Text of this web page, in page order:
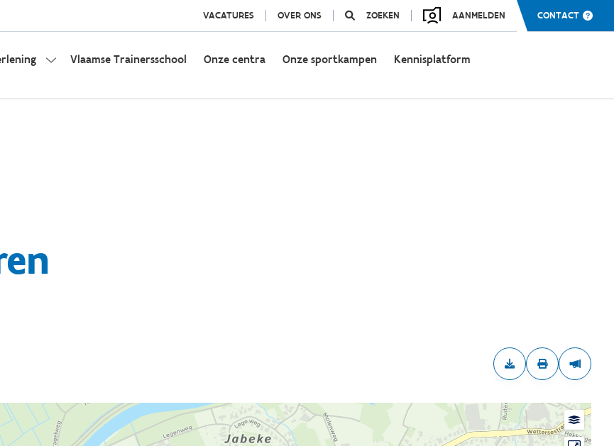
VACATURES OVER ONS ZOEKEN AANMELDEN CONTACT
Vlaamse Trainersschool Onze centra Onze sportkampen Kennisplatform